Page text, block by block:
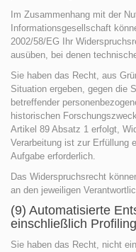
Im Zusammenhang mit der
Informationsgesellschaft
2002/58/EG Ihr
ausüben, bei denen
Sie haben das Recht, aus
Situation ergeben, gegen die
betreffender
historischen
Artikel 89 Absatz 1 erfolgt,
Verarbeitung ist zur Erfüllung
Aufgabe erforderlich.
Das Widerspruchsrecht
an den jeweiligen
(9) Automatisierte
einschließlich Profiling
Sie haben das Recht, nicht